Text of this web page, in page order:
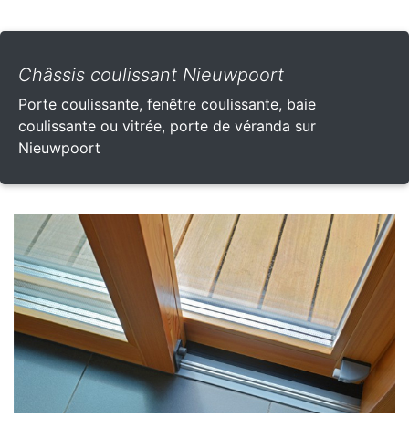
Châssis coulissant Nieuwpoort
Porte coulissante, fenêtre coulissante, baie
coulissante ou vitrée, porte de véranda sur
Nieuwpoort